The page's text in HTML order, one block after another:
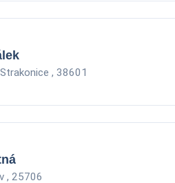
, 38601
, 25706